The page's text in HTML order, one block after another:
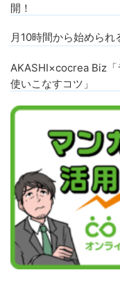
開！
月10時間から始めら
AKASHI×cocrea Biz「
使いこなすコツ」